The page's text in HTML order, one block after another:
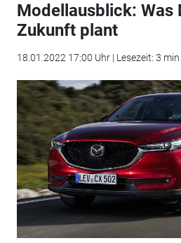
Modellausblick: Was
Zukunft plant
18.01.2022 17:00 Uhr | Lesezeit: 3 min